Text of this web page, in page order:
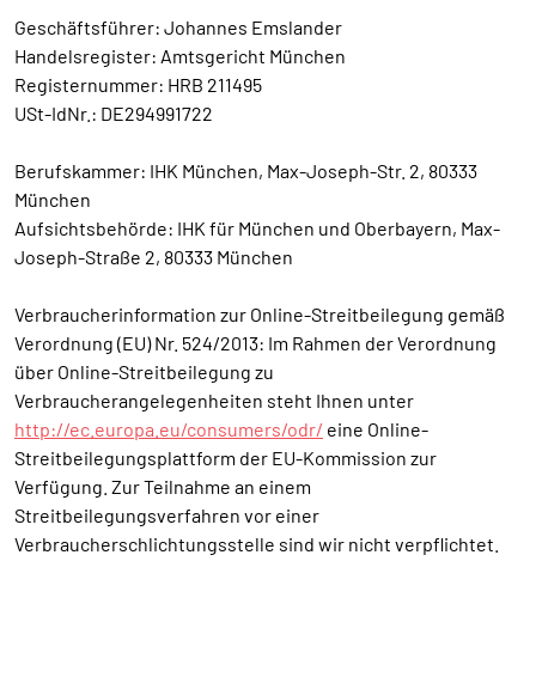
Geschäftsführer: Johannes Emslander
Handelsregister: Amtsgericht München
Registernummer: HRB 211495
USt-IdNr.: DE294991722
Berufskammer: IHK München, Max-Joseph-Str. 2, 80333
München
Aufsichtsbehörde: IHK für München und Oberbayern, Max-
Joseph-Straße 2, 80333 München
Verbraucherinformation zur Online-Streitbeilegung gemäß
Verordnung (EU) Nr. 524/2013: Im Rahmen der Verordnung
über Online-Streitbeilegung zu
Verbraucherangelegenheiten steht Ihnen unter
http://ec.europa.eu/consumers/odr/ eine Online-
Streitbeilegungsplattform der EU-Kommission zur
Verfügung. Zur Teilnahme an einem
Streitbeilegungsverfahren vor einer
Verbraucherschlichtungsstelle sind wir nicht verpflichtet.